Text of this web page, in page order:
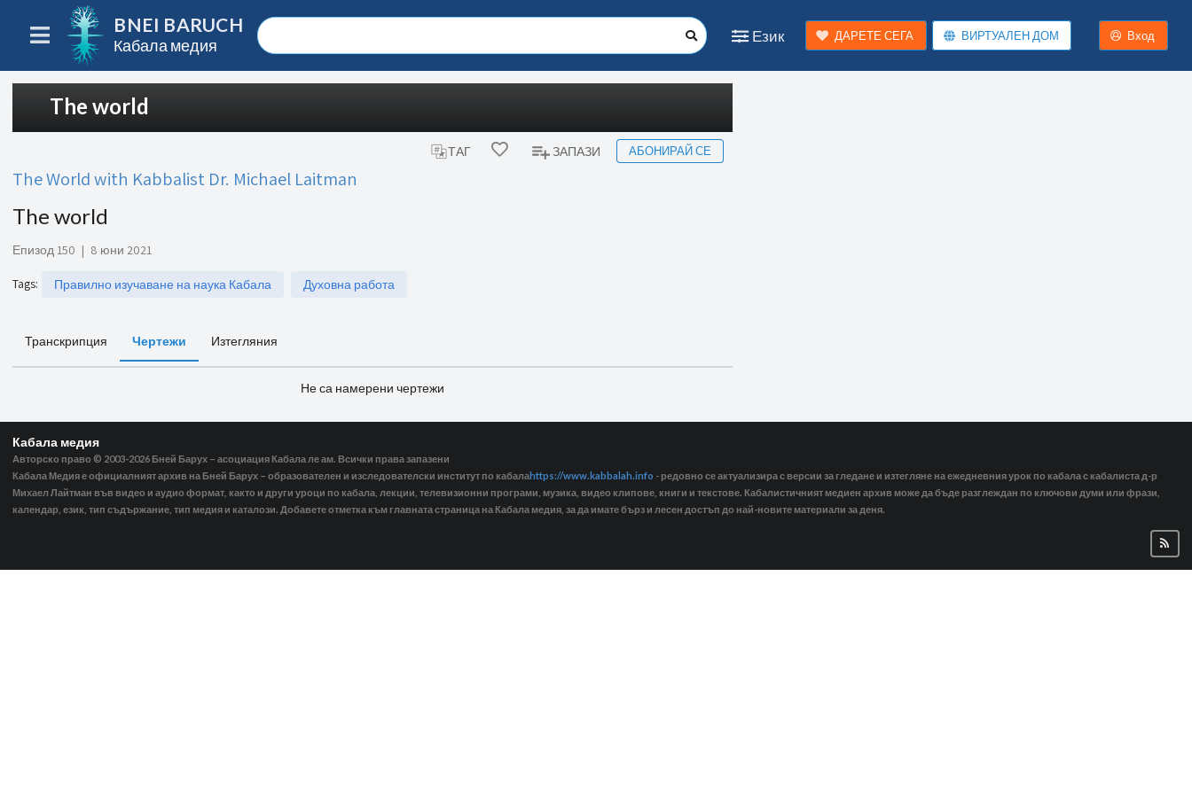
BNEI BARUCH
Кабала медия
Език ДАРЕТЕ СЕГА ВИРТУАЛЕН ДОМ Вход
The world
ТАГ ЗАПАЗИ АБОНИРАЙ СЕ
The World with Kabbalist Dr. Michael Laitman
The world
Епизод 150 | 8 юни 2021
Tags: Правилно изучаване на наука Кабала Духовна работа
Транскрипция Чертежи Изтегляния
Не са намерени чертежи
Кабала медия
Авторско право © 2003-2026 Бней Барух – асоциация Кабала ле ам. Всички права запазени
Кабала Медия е официалният архив на Бней Барух – образователен и изследователски институт по кабалаhttps://www.kabbalah.info - редовно се актуализира с версии за гледане и изтегляне на ежедневния урок по кабала с кабалиста д-р
Михаел Лайтман във видео и аудио формат, както и други уроци по кабала, лекции, телевизионни програми, музика, видео клипове, книги и текстове. Кабалистичният медиен архив може да бъде разглеждан по ключови думи или фрази,
календар, език, тип съдържание, тип медия и каталози. Добавете отметка към главната страница на Кабала медия, за да имате бърз и лесен достъп до най-новите материали за деня.